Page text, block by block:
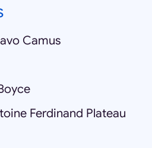
Camus
Ferdinand Plateau